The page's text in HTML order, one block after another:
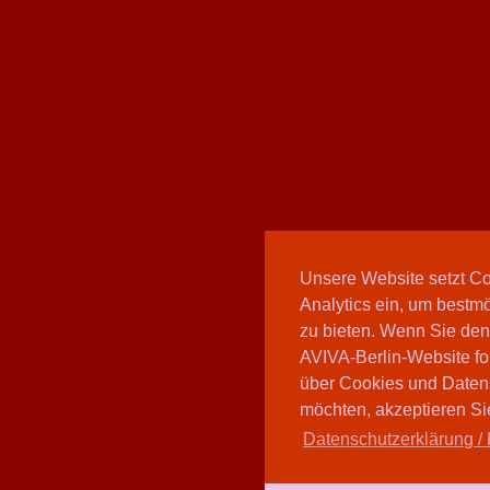
Unsere Website setzt
Analytics ein, um
zu bieten. Wenn Sie
AVIVA-Berlin-Website
über Cookies und
möchten, akzeptieren
Datenschutzerklärung /